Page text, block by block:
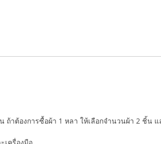
าต้องการซื้อผ้า 1 หลา ให้เลือกจำนวนผ้า 2 ชิ้น